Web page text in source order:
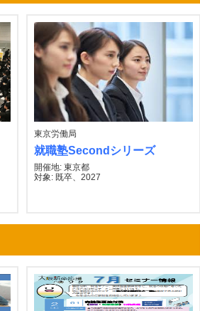
東京労働局
就職塾Secondシリーズ
開催地: 東京都
対象: 既卒、2027